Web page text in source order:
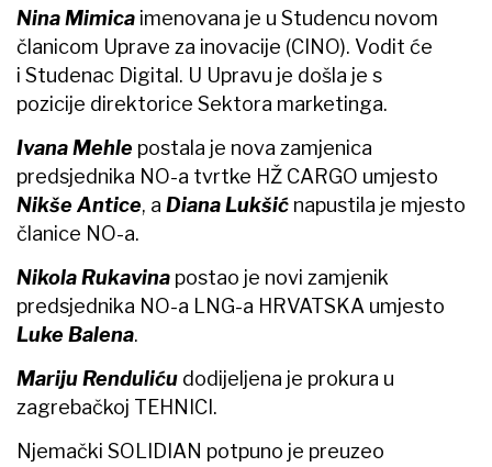
Nina Mimica imenovana je u Studencu novom
članicom Uprave za inovacije (CINO). Vodit će
i Studenac Digital. U Upravu je došla je s
pozicije direktorice Sektora marketinga.
Ivana Mehle postala je nova zamjenica
predsjednika NO-a tvrtke HŽ CARGO umjesto
Nikše Antice, a Diana Lukšić napustila je mjesto
članice NO-a.
Nikola Rukavina postao je novi zamjenik
predsjednika NO-a LNG-a HRVATSKA umjesto
Luke Balena.
Mariju Renduliću dodijeljena je prokura u
zagrebačkoj TEHNICI.
Njemački SOLIDIAN potpuno je preuzeo